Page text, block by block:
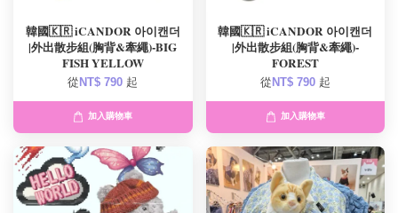
韓國🇰🇷 iCANDOR 아이캔더
|外出散步組(胸背&牽繩)-BIG
FISH YELLOW
從 NT$ 790 起
加入購物車
韓國🇰🇷 iCANDOR 아이캔더
|外出散步組(胸背&牽繩)-
FOREST
從 NT$ 790 起
加入購物車